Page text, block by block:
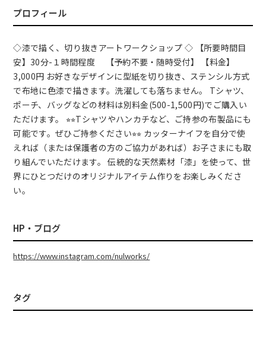
プロフィール
◇漆で描く、切り抜きアートワークショップ ◇ 【所要時間目
安】30分-１時間程度 【予約不要・随時受付】 【料金】
3,000円 お好きなデザインに型紙を切り抜き、ステンシル方式
で布地に色漆で描きます。洗濯しても落ちません。 Tシャツ、
ポーチ、バッグなどの材料は別料金(500-1,500円)でご購入い
ただけます。 ⭐︎⭐︎Tシャツやハンカチなど、ご持参の布製品にも
可能です。ぜひご持参ください⭐︎⭐︎ カッターナイフを自分で使
えれば（または保護者の方のご協力があれば）お子さまにも取
り組んでいただけます。 伝統的な天然素材「漆」を使って、世
界にひとつだけのオリジナルアイテム作りをお楽しみくださ
い。
HP・ブログ
https://www.instagram.com/nulworks/
タグ